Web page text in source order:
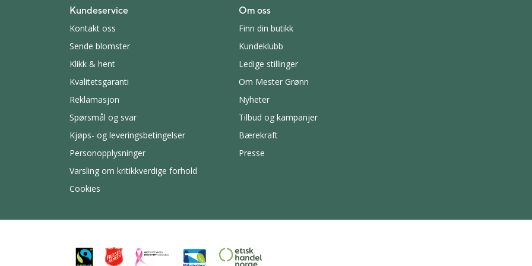
Kundeservice
Kontakt oss
Sende blomster
Klikk & hent
Kvalitetsgaranti
Reklamasjon
Spørsmål og svar
Kjøps- og leveringsbetingelser
Personopplysninger
Varsling om kritikkverdige forhold
Cookies
Om oss
Finn din butikk
Kundeklubb
Ledige stillinger
Om Mester Grønn
Nyheter
Tilbud og kampanjer
Bærekraft
Presse